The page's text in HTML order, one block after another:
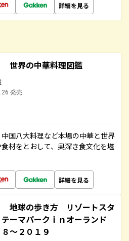
詳細を見る
世界の中華料理図鑑
発売
国八大料理など本場の中華と世界
材をとおして、奥深き食文化を堪
詳細を見る
地球の歩き方 リゾートスタ
ーマパークｉｎオーランド
～２０１９